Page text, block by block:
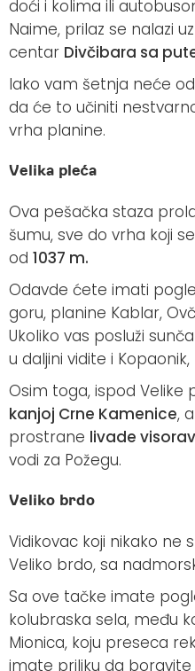
doći i kolima ili
Naime, prilaz se nalazi
centar Divčibara sa
Iako vam šetnja neće
da će to učiniti
vrha planine.
Velika pleća
Ova pešačka staza
šumu, sve do vrha koji
od 1037 m.
Odavde ćete imati
goru, planine Kablar,
Ukoliko vas posluži
u daljini vidite i
Osim toga, ispod Velike
kanjoj Crne Kamenice,
prostrane livade
vodi za Požegu.
Veliko brdo
Vidikovac koji nikako ne
Veliko brdo, sa
Sa ove tačke imate
kolubraska sela, među
Mionica, koju preseca
imate priliku da boravite